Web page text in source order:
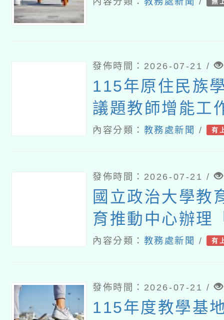
發佈時間：2026-07-21 /
115年原住民族
議題教師增能工
內容分類： 教務處新聞 / 有
發佈時間：2026-07-21 /
國立政治大學教
育推動中心辦理
育裡，看見個人
內容分類： 教務處新聞 / 有
發佈時間：2026-07-21 /
115年度教學基